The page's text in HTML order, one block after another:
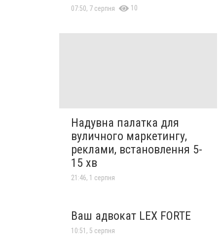
07:50, 7 серпня 10
Надувна палатка для
вуличного маркетингу,
реклами, встановлення 5-
15 хв
21:46, 1 серпня
Ваш адвокат LEX FORTE
10:51, 5 серпня